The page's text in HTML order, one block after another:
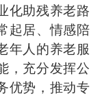
化助残养老路
起居、情感陪
年人的养老服
，充分发挥公
优势，推动专